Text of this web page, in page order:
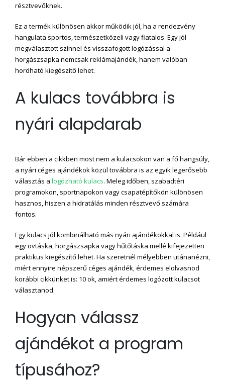
résztvevőknek.
Ez a termék különösen akkor működik jól, ha a rendezvény
hangulata sportos, természetközeli vagy fiatalos. Egy jól
megválasztott színnel és visszafogott logózással a
horgászsapka nemcsak reklámajándék, hanem valóban
hordható kiegészítő lehet.
A kulacs továbbra is
nyári alapdarab
Bár ebben a cikkben most nem a kulacsokon van a fő hangsúly,
a nyári céges ajándékok közül továbbra is az egyik legerősebb
választás a logózható kulacs. Meleg időben, szabadtéri
programokon, sportnapokon vagy csapatépítőkön különösen
hasznos, hiszen a hidratálás minden résztvevő számára
fontos.
Egy kulacs jól kombinálható más nyári ajándékokkal is. Például
egy övtáska, horgászsapka vagy hűtőtáska mellé kifejezetten
praktikus kiegészítő lehet. Ha szeretnél mélyebben utánanézni,
miért ennyire népszerű céges ajándék, érdemes elolvasnod
korábbi cikkünket is: 10 ok, amiért érdemes logózott kulacsot
választanod.
Hogyan válassz
ajándékot a program
típusához?